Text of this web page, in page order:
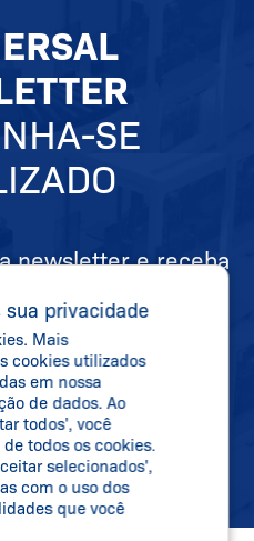
SE
newsletter e receba
novos produtos
caixa de correio.
se
privacidade
Mais
cookies utilizados
em nossa
de dados. Ao
todos', você
todos os cookies.
selecionados',
com o uso dos
que você